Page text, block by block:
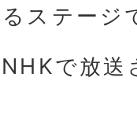
ステージ
で放